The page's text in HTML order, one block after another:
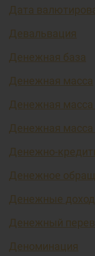
Дата
Девальвация
Денежная база
Денежная масса
Денежная
Денежная
Денежно-
Денежное
Денежные
Денежный
Деноминация